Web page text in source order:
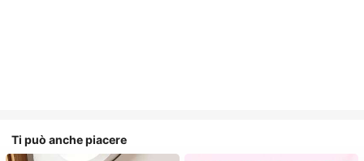
Ti può anche piacere